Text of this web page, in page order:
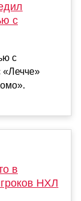
с
с
«Лечче»
в
НХЛ